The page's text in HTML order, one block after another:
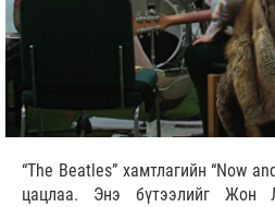
“The Beatles” хамтлагийн “Now
цацлаа. Энэ бүтээлийг Жон